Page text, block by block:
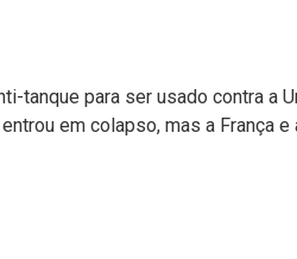
tanque para ser usado contra a
em colapso, mas a França e